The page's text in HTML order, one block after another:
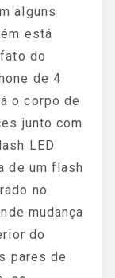
alguns
está
do
de 4
o corpo de
junto com
LED
de um flash
no
mudança
do
pares de